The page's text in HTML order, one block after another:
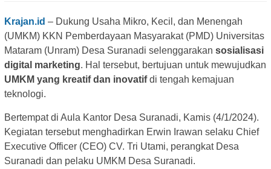
Krajan.id – Dukung Usaha Mikro, Kecil, dan Menengah
(UMKM) KKN Pemberdayaan Masyarakat (PMD) Universitas
Mataram (Unram) Desa Suranadi selenggarakan sosialisasi
digital marketing. Hal tersebut, bertujuan untuk mewujudkan
UMKM yang kreatif dan inovatifdi tengah kemajuan
teknologi.
Bertempat di Aula Kantor Desa Suranadi, Kamis (4/1/2024).
Kegiatan tersebut menghadirkan Erwin Irawan selaku Chief
Executive Officer (CEO) CV. Tri Utami, perangkat Desa
Suranadi dan pelaku UMKM Desa Suranadi.